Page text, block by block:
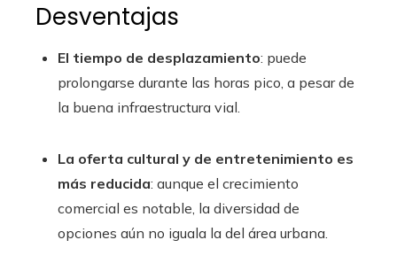
Desventajas
El tiempo de desplazamiento: puede
prolongarse durante las horas pico, a pesar de
la buena infraestructura vial.
La oferta cultural y de entretenimiento es
más reducida: aunque el crecimiento
comercial es notable, la diversidad de
opciones aún no iguala la del área urbana.